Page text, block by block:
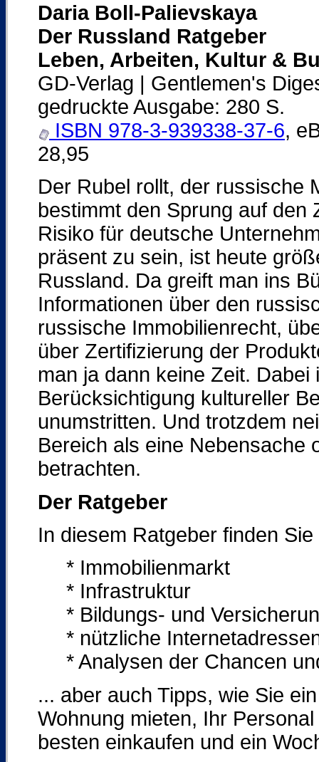
Daria Boll-Palievskaya
Der Russland Ratgeber
Leben, Arbeiten, Kultur &
GD-Verlag | Gentlemen's
gedruckte Ausgabe: 280 S.
ISBN 978-3-939338-37-6,
28,95
Der Rubel rollt, der russische
bestimmt den Sprung auf
Risiko für deutsche
präsent zu sein, ist heute
Russland. Da greift man ins
Informationen über den
russische Immobilienrecht,
über Zertifizierung der
man ja dann keine Zeit.
Berücksichtigung kultureller
unumstritten. Und trotzdem
Bereich als eine Nebensache
betrachten.
Der Ratgeber
In diesem Ratgeber finden
* Immobilienmarkt
* Infrastruktur
* Bildungs- und
* nützliche
* Analysen der Chancen
... aber auch Tipps, wie Sie
Wohnung mieten, Ihr
besten einkaufen und ein